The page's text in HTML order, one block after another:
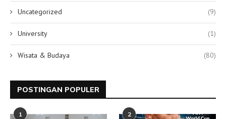
Uncategorized (9)
University (1)
Wisata & Budaya (80)
POSTINGAN POPULER
1 2